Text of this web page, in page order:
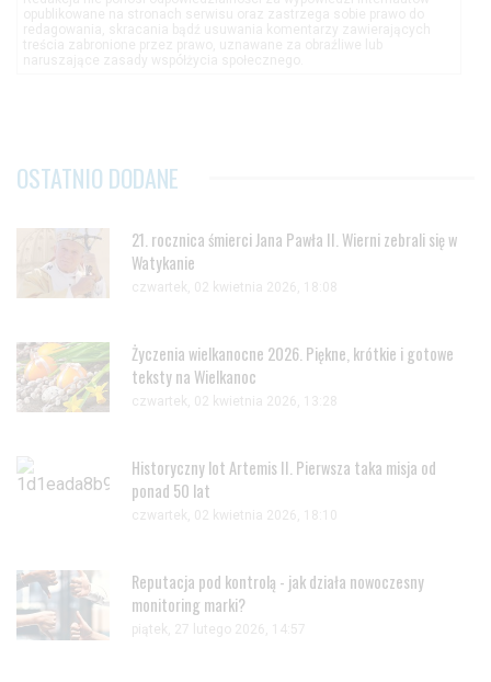
OSTATNIO DODANE
21. rocznica śmierci Jana Pawła II. Wierni zebrali się w
Watykanie
czwartek, 02 kwietnia 2026, 18:08
Życzenia wielkanocne 2026. Piękne, krótkie i gotowe
teksty na Wielkanoc
czwartek, 02 kwietnia 2026, 13:28
Historyczny lot Artemis II. Pierwsza taka misja od
ponad 50 lat
czwartek, 02 kwietnia 2026, 18:10
Reputacja pod kontrolą - jak działa nowoczesny
monitoring marki?
piątek, 27 lutego 2026, 14:57